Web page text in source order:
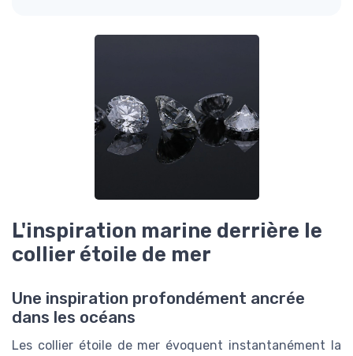
L'inspiration marine derrière le
collier étoile de mer
Une inspiration profondément ancrée
dans les océans
Les collier étoile de mer évoquent instantanément la